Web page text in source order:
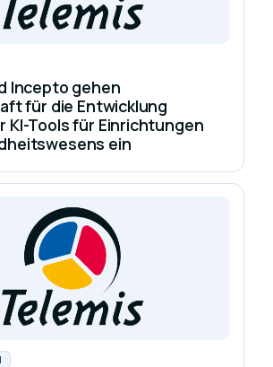
Incepto gehen
für die Entwicklung
KI-Tools für Einrichtungen
ein